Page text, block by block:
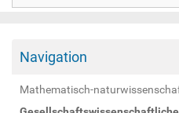
Navigation
Mathematisch-